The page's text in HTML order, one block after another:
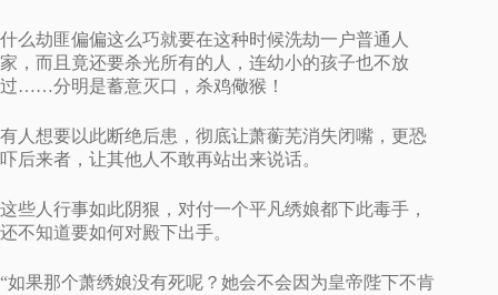
什么劫匪偏偏这么巧就要在这种时候洗劫一户普通人
家，而且竟还要杀光所有的人，连幼小的孩子也不放
过……分明是蓄意灭口，杀鸡儆猴！
有人想要以此断绝后患，彻底让萧蘅芜消失闭嘴，更恐
吓后来者，让其他人不敢再站出来说话。
这些人行事如此阴狠，对付一个平凡绣娘都下此毒手，
还不知道要如何对殿下出手。
“如果那个萧绣娘没有死呢？她会不会因为皇帝陛下不肯